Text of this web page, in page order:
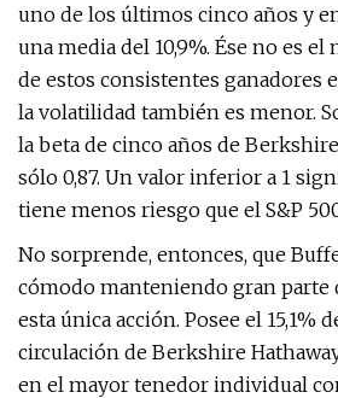
uno de los últimos cinco años y
una media del 10,9%. Ése no es
de estos consistentes ganadores
la volatilidad también es menor.
la beta de cinco años de
sólo 0,87. Un valor inferior a 1
tiene menos riesgo que el S&P
No sorprende, entonces, que
cómodo manteniendo gran parte
esta única acción. Posee el 15,1%
circulación de Berkshire
en el mayor tenedor individual